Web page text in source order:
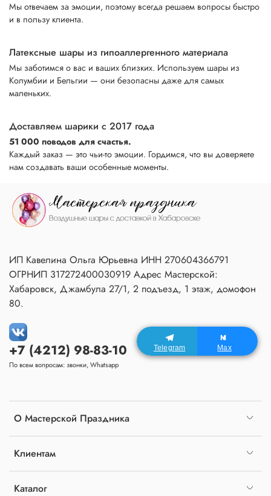
Мы отвечаем за эмоции, поэтому всегда решаем вопросы быстро
и в пользу клиента.
Латексные шары из гипоаллергенного материала
Мы заботимся о вас и ваших близких. Используем шары из
Колумбии и Бельгии — они безопасны даже для самых
маленьких.
Доставляем шарики с 2017 года
51 000 поводов для счастья.
Каждый заказ — это чьи-то эмоции. Гордимся, что вы доверяете
нам создавать ваши особенные моменты.
О Мастерской Праздника
Клиентам
Каталог
+7 (4212) 98-83-10
По всем вопросам: звонки, Whatsapp
ИП Кавелина Ольга Юрьевна ИНН 270604366791
ОГРНИП 317272400030919 Адрес Мастерской:
Хабаровск, Джамбула 27/1, 2 подъезд, 1 этаж, домофон
80.
Telegram Max